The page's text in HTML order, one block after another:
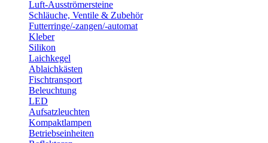
Luft-Ausströmersteine
Schläuche, Ventile & Zubehör
Futterringe/-zangen/-automat
Kleber
Silikon
Laichkegel
Ablaichkästen
Fischtransport
Beleuchtung
LED
Aufsatzleuchten
Kompaktlampen
Betriebseinheiten